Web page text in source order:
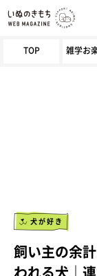
TOP 雑学お
犬が好き
飼い主の余